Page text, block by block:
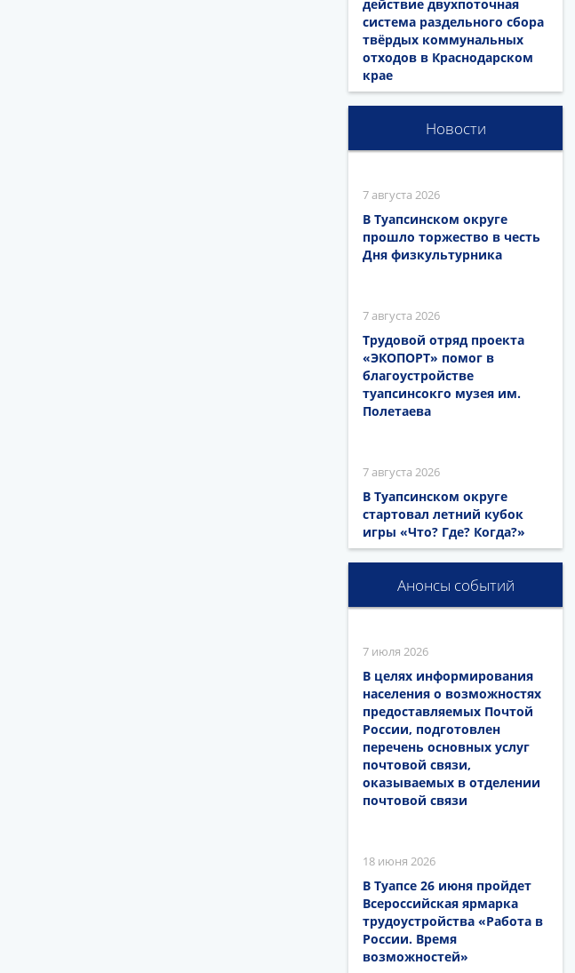
действие двухпоточная
система раздельного сбора
твёрдых коммунальных
отходов в Краснодарском
крае
Новости
7 августа 2026
В Туапсинском округе
прошло торжество в честь
Дня физкультурника
7 августа 2026
Трудовой отряд проекта
«ЭКОПОРТ» помог в
благоустройстве
туапсинсокго музея им.
Полетаева
7 августа 2026
В Туапсинском округе
стартовал летний кубок
игры «Что? Где? Когда?»
Анонсы событий
7 июля 2026
В целях информирования
населения о возможностях
предоставляемых Почтой
России, подготовлен
перечень основных услуг
почтовой связи,
оказываемых в отделении
почтовой связи
18 июня 2026
В Туапсе 26 июня пройдет
Всероссийская ярмарка
трудоустройства «Работа в
России. Время
возможностей»